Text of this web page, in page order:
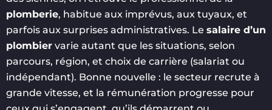
plomberie, habitue aux imprévus, aux tuyaux, et
parfois aux surprises administratives. Le salaire d’un
plombier varie autant que les situations, selon
parcours, région, et choix de carrière (salariat ou
indépendant). Bonne nouvelle : le secteur recrute à
grande vitesse, et la rémunération progresse pour